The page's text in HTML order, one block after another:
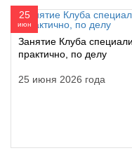
25
июн
Занятие Клуба
практично, по делу
25 июня 2026 года